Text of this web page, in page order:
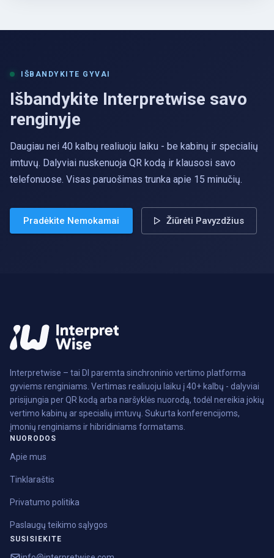
IŠBANDYKITE GYVAI
Išbandykite Interpretwise savo
renginyje
Daugiau nei 40 kalbų realiuoju laiku - be kabinų ir specialių
imtuvų. Dalyviai nuskenuoja QR kodą ir klausosi savo
telefonuose. Visas paruošimas trunka apie 15 minučių.
Pradėkite Nemokamai Žiūrėti Pavyzdžius
Interpretwise – tai DI paremta sinchroninio vertimo platforma
gyviems renginiams. Vertimas realiuoju laiku į 40+ kalbų - dalyviai
prisijungia per QR kodą arba naršyklės nuorodą, todėl nereikia jokių
vertimo kabinų ar specialių imtuvų. Sukurta konferencijoms,
įmonių renginiams ir hibridiniams formatams.
NUORODOS
Apie mus
Tinklaraštis
Privatumo politika
Paslaugų teikimo sąlygos
SUSISIEKITE